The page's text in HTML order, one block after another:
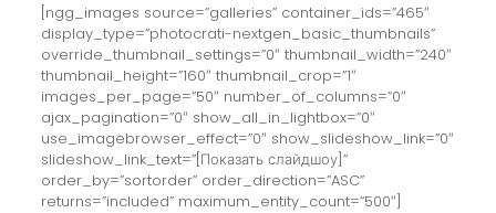
[ngg_images source=”galleries” container_ids=”465″
display_type=”photocrati-nextgen_basic_thumbnails”
override_thumbnail_settings=”0″ thumbnail_width=”240″
thumbnail_height=”160″ thumbnail_crop=”1″
images_per_page=”50″ number_of_columns=”0″
ajax_pagination=”0″ show_all_in_lightbox=”0″
use_imagebrowser_effect=”0″ show_slideshow_link=”0″
slideshow_link_text=”[Показать слайдшоу]”
order_by=”sortorder” order_direction=”ASC”
returns=”included” maximum_entity_count=”500″]